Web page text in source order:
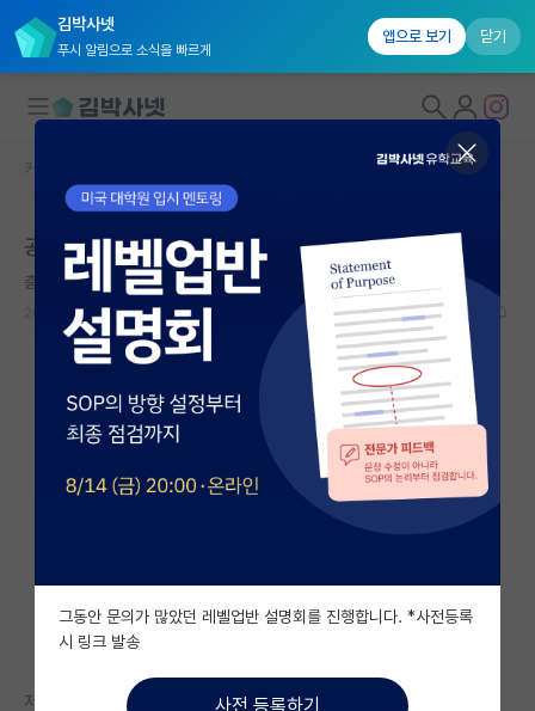
김박사넷
푸시 알림으로 소식을 빠르게
앱으로 보기 닫기
대학원생 모집
국내대학원 정보
연구실&오픈랩
커뮤니티
커뮤니티 홈
전체글보기
베스트 게시판
자유 게시판(아무개랩)
미국 유학 게시판
미국 대학원 합격 후기 게시판
커뮤니티 홈
공대 분야 고민 (조언 부탁드립니다.)
춤추는 아인슈타인
2022.01.07 14 6423
저는 전자전기공학부로 학부와 이번에 석사까지 마쳤습니다.
그동안 문의가 많았던 레벨업반 설명회를 진행합니다. *사전등록
시 링크 발송
사전 등록하기